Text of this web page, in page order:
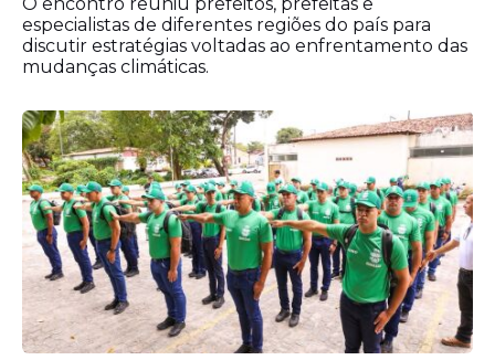
especialistas de diferentes regiões do país para
discutir estratégias voltadas ao enfrentamento das
mudanças climáticas.